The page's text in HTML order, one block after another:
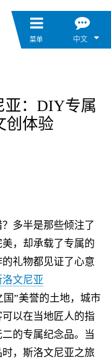
菜单 中文
亚：DIY专属
创体验
多半是那些倾注了
，却承载了专属的
礼物都见证了心意
洛文尼亚
国”美誉的土地，城市
以在当地匠人的指
的专属纪念品。当
，斯洛文尼亚之旅